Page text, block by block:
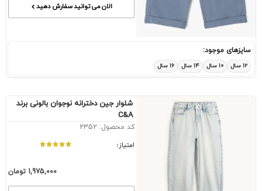
الان می توانید سفارش دهید
سایزهای موجود:
۱۲ سال ۱۰ سال ۱۴ سال ۱۶ سال
شلوار جین دخترانه نوجوان بالونی برند
C&A
کد محصول: 2352
امتیاز:
1,975,000 تومان